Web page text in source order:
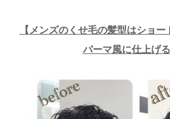
【メンズのくせ毛の髪型はショー
パーマ風に仕上げ